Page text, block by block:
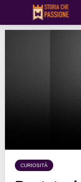
CURIOSITÀ